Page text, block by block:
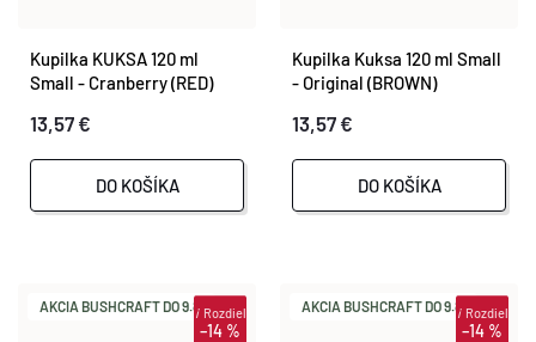
Kupilka KUKSA 120 ml
Small - Cranberry (RED)
13,57 €
DO KOŠÍKA
Kupilka Kuksa 120 ml Small
- Original (BROWN)
13,57 €
DO KOŠÍKA
AKCIA BUSHCRAFT DO 9.8.
–14 %
iRozdiel AKCIA BUSHCRAFT DO 9.8.
–14 %
iRozdiel